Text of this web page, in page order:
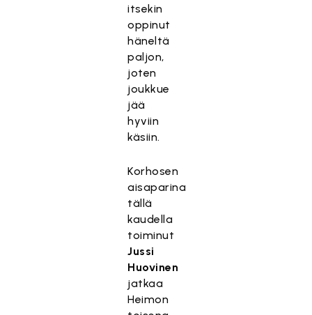
itsekin
oppinut
häneltä
paljon,
joten
joukkue
jää
hyviin
käsiin.
Korhosen
aisaparina
tällä
kaudella
toiminut
Jussi
Huovinen
jatkaa
Heimon